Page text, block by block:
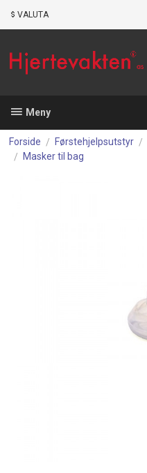
VALUTA
Meny
Forside Førstehjelpsutstyr
Masker til bag